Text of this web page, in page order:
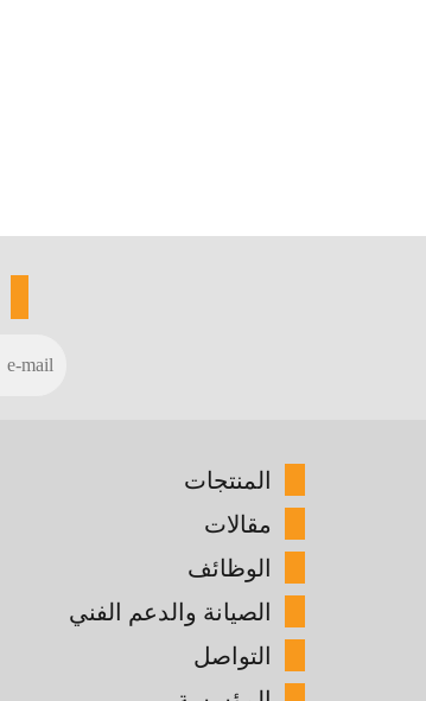
المنتجات
مقالات
الوظائف
الصيانة والدعم الفني
التواصل